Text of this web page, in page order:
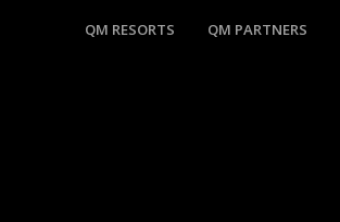
QM RESORTS QM PARTNERS